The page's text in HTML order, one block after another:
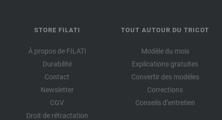
STORE FILATI
À propos de FILATI
Durabilité
Contact
Newsletter
CGV
Droit de rétractation
TOUT AUTOUR DU TRICOT
Modèle du mois
Explications gratuites
Convertir des modèles
Corrections
Conseils d’entretien